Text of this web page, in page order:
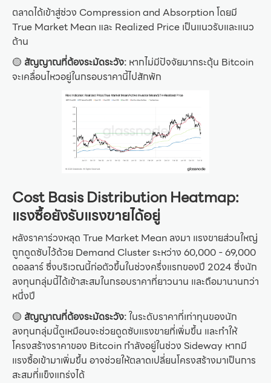
ตลาดได้เข้าสู่ช่วง Compression and Absorption โดยมี
True Market Mean และ Realized Price เป็นแนวรับและแนว
ต้าน
🟡 สัญญาณที่ต้องระมัดระวัง: หากไม่มีปัจจัยมากระตุ้น Bitcoin
จะเคลื่อนไหวอยู่ในกรอบราคานี้ไปสักพัก
Cost Basis Distribution Heatmap:
แรงซื้อยังรับแรงขายได้อยู่
หลังราคาร่วงหลุด True Market Mean ลงมา แรงขายส่วนใหญ่
ถูกดูดซับไว้ด้วย Demand Cluster ระหว่าง 60,000 - 69,000
ดอลลาร์ ซึ่งบริเวณนี้ก่อตัวขึ้นในช่วงครึ่งแรกของปี 2024 ซึ่งนัก
ลงทุนกลุ่มนี้ได้เข้าสะสมในกรอบราคาที่ยาวนาน และถือมานานกว่า
หนึ่งปี
🟡 สัญญาณที่ต้องระมัดระวัง:ในระดับราคาที่เท่าทุนของนัก
ลงทุนกลุ่มนี้ดูเหมือนจะช่วยดูดซับแรงขายที่เพิ่มขึ้น และทำให้
โครงสร้างราคาของ Bitcoin กำลังอยู่ในช่วง Sideway หากมี
แรงซื้อเข้ามาเพิ่มขึ้น อาจช่วยให้ตลาดเปลี่ยนโครงสร้างมาเป็นการ
สะสมที่แข็งแกร่งได้